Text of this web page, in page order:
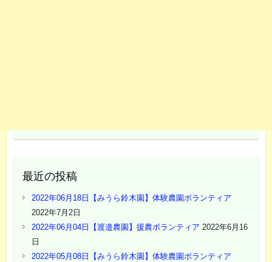
最近の投稿
2022年06月18日【みうら鈴木園】体験農園ボランティア
2022年7月2日
2022年06月04日【渡邉農園】援農ボランティア 2022年6月16
日
2022年05月08日【みうら鈴木園】体験農園ボランティア